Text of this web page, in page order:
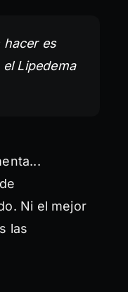
hacer es
Lipedema
Ni el mejor
las